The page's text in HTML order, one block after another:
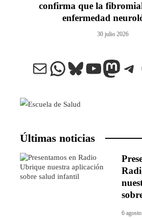
confirma que la
enfermedad
30 julio 2026
Correo electrónico
WhatsApp
Bluesky
Últimas noticias
6